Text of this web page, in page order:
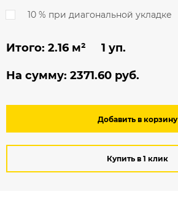
10 % при диагональной укладке
Итого: 2.16 м² 1 уп.
На сумму: 2371.60 руб.
Добавить в корзину
Купить в 1 клик